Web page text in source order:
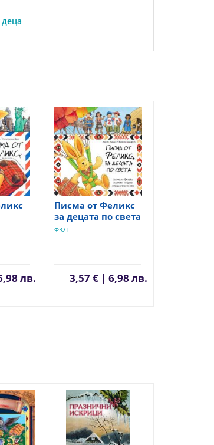
лв.
Писма от Феликс
за децата по света
ФЮТ
3,57 € | 6,98 лв.